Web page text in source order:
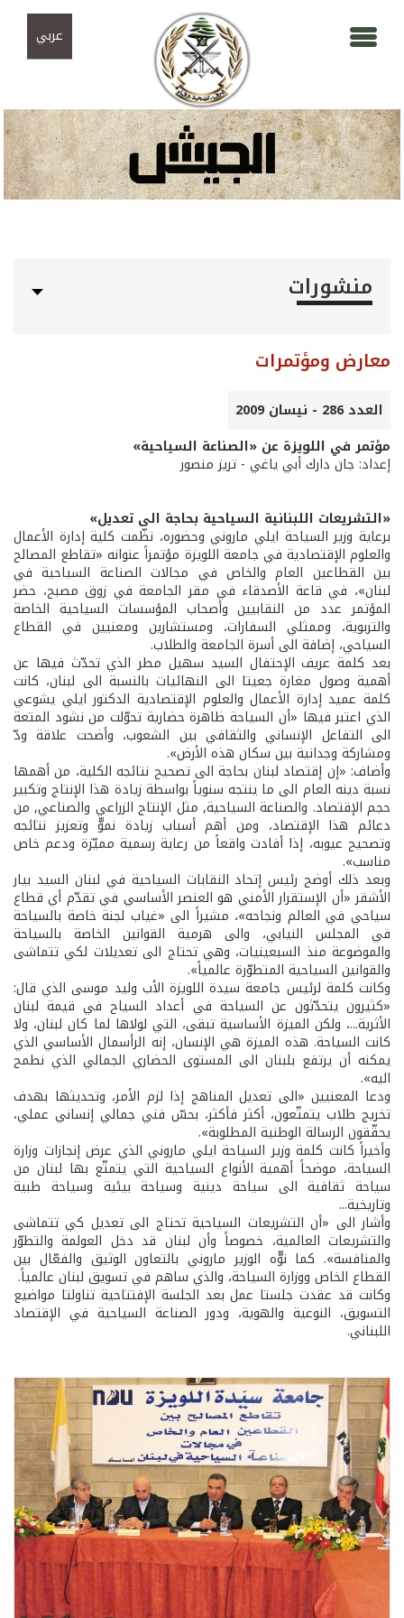
عربي
منشورات
معارض ومؤتمرات
العدد 286 - نيسان 2009
مؤتمر في اللويزة عن «الصناعة السياحية»
إعداد: جان دارك أبي ياغي - تريز منصور
«التشريعات اللبنانية السياحية بحاجة الى تعديل»
برعاية وزير السياحة ايلي ماروني وحضوره، نظّمت كلية إدارة الأعمال
والعلوم الإقتصادية في جامعة اللويزة مؤتمراً عنوانه «تقاطع المصالح
بين القطاعين العام والخاص في مجالات الصناعة السياحية في
لبنان»، في قاعة الأصدقاء في مقر الجامعة في زوق مصبح، حضر
المؤتمر عدد من النقابيين وأصحاب المؤسسات السياحية الخاصة
والتربوية، وممثلي السفارات، ومستشارين ومعنيين في القطاع
السياحي، إضافة الى أسرة الجامعة والطلاب.
بعد كلمة عريف الإحتفال السيد سهيل مطر الذي تحدّث فيها عن
أهمية وصول مغارة جعيتا الى النهائيات بالنسبة الى لبنان، كانت
كلمة عميد إدارة الأعمال والعلوم الإقتصادية الدكتور ايلي يشوعي
الذي اعتبر فيها «أن السياحة ظاهرة حضارية تحوّلت من نشود المتعة
الى التفاعل الإنساني والثقافي بين الشعوب، وأضحت علاقة ودّ
ومشاركة وجدانية بين سكان هذه الأرض».
وأضاف: «إن إقتصاد لبنان بحاجة الى تصحيح نتائجه الكلية، من أهمها
نسبة دينه العام الى ما ينتجه سنوياً بواسطة زيادة هذا الإنتاج وتكبير
حجم الإقتصاد. والصناعة السياحية, مثل الإنتاج الزراعي والصناعي, من
دعائم هذا الإقتصاد، ومن أهم أسباب زيادة نموّّ وتعزيز نتائجه
وتصحيح عيوبه، إذا أفادت واقعاً من رعاية رسمية مميّزة ودعم خاص
مناسب».
وبعد ذلك أوضح رئيس إتحاد النقابات السياحية في لبنان السيد بيار
الأشقر «أن الإستقرار الأمني هو العنصر الأساسي في تقدّم أي قطاع
سياحي في العالم ونجاحه»، مشيراً الى «غياب لجنة خاصة بالسياحة
في المجلس النيابي، والى هرمية القوانين الخاصة بالسياحة
والموضوعة منذ السبعينيات، وهي تحتاج الى تعديلات لكي تتماشى
والقوانين السياحية المتطوّرة عالمياً».
وكانت كلمة لرئيس جامعة سيدة اللويزة الأب وليد موسى الذي قال:
«كثيرون يتحدّثون عن السياحة في أعداد السياح في قيمة لبنان
الأثرية...، ولكن الميزة الأساسية تبقى، التي لولاها لما كان لبنان، ولا
كانت السياحة. هذه الميزة هي الإنسان، إنه الرأسمال الأساسي الذي
يمكنه أن يرتفع بلبنان الى المستوى الحضاري الجمالي الذي نطمح
اليه».
ودعا المعنيين «الى تعديل المناهج إذا لزم الأمر، وتحديثها بهدف
تخريج طلاب يتمتّعون، أكثر فأكثر، بحسّ فني جمالي إنساني عملي،
يحقّقون الرسالة الوطنية المطلوبة».
وأخيراً كانت كلمة وزير السياحة ايلي ماروني الذي عرض إنجازات وزارة
السياحة، موضحاً أهمية الأنواع السياحية التي يتمتّع بها لبنان من
سياحة ثقافية الى سياحة دينية وسياحة بيئية وسياحة طبية
وتاريخية...
وأشار الى «أن التشريعات السياحية تحتاج الى تعديل كي تتماشى
والتشريعات العالمية، خصوصاً وأن لبنان قد دخل العولمة والتطوّر
والمنافسة». كما نوّّه الوزير ماروني بالتعاون الوثيق والفعّال بين
القطاع الخاص ووزارة السياحة، والذي ساهم في تسويق لبنان عالمياً.
وكانت قد عقدت جلستا عمل بعد الجلسة الإفتتاحية تناولتا مواضيع
التسويق، النوعية والهوية، ودور الصناعة السياحية في الإقتصاد
اللبناني.